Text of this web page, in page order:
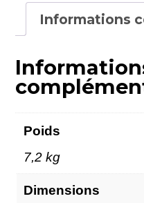
Informations
Poids
7,2 kg
Dimensions